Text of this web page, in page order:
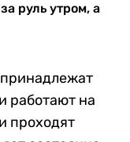
руль утром, а
принадлежат
работают на
проходят